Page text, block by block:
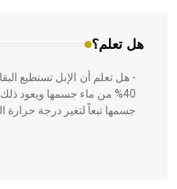
هل تعلم؟
- هل تعلم أن الإبل تستطيع
40% من ماء جسمها ويعود
جسمها تبعاً لتغير درجة حرارة